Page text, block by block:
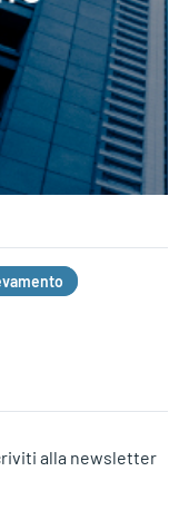
alla newsletter